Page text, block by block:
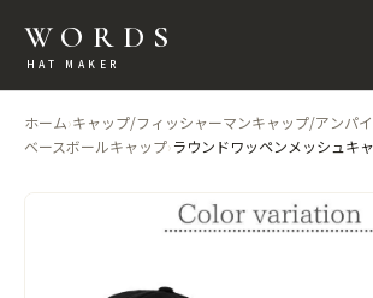
WORDS
HAT MAKER
ホーム›キャップ/フィッシャーマンキャップ/アンパ
ベースボールキャップ›ラウンドワッペンメッシュキ